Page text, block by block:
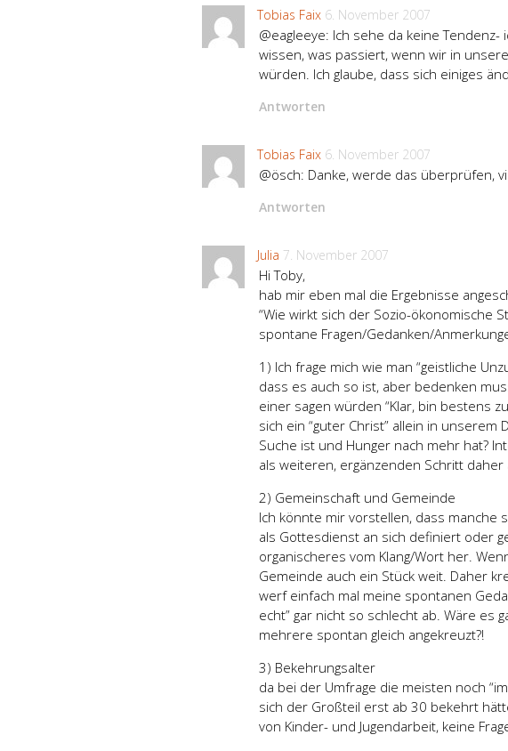
Tobias Faix 6. November 2007
@eagleeye: Ich sehe da keine
wissen, was passiert, wenn wir in
würden. Ich glaube, dass sich einiges
Antworten
Tobias Faix 6. November 2007
@ösch: Danke, werde das überprüfen,
Antworten
Julia 7. November 2007
Hi Toby,
hab mir eben mal die Ergebnisse
“Wie wirkt sich der Sozio-ökonomische
spontane Fragen/Gedanken/
1) Ich frage mich wie man “geistliche
dass es auch so ist, aber bedenken
einer sagen würden “Klar, bin bestens
sich ein “guter Christ” allein in
Suche ist und Hunger nach mehr hat?
als weiteren, ergänzenden Schritt
2) Gemeinschaft und Gemeinde
Ich könnte mir vorstellen, dass manche
als Gottesdienst an sich definiert oder
organischeres vom Klang/Wort her.
Gemeinde auch ein Stück weit. Daher
werf einfach mal meine spontanen
echt” gar nicht so schlecht ab. Wäre es
mehrere spontan gleich angekreuzt?!
3) Bekehrungsalter
da bei der Umfrage die meisten noch
sich der Großteil erst ab 30 bekehrt
von Kinder- und Jugendarbeit, keine